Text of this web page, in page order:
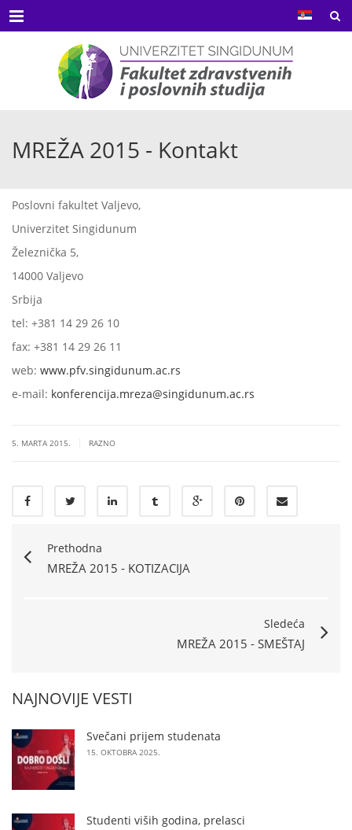
Menu
MREŽA 2015 - Kontakt
Poslovni fakultet Valjevo,
Univerzitet Singidunum
Železnička 5,
14000 Valjevo
Srbija
tel: +381 14 29 26 10
fax: +381 14 29 26 11
web: www.pfv.singidunum.ac.rs
e-mail: konferencija.mreza@singidunum.ac.rs
5. MARTA 2015. RAZNO
Prethodna
MREŽA 2015 - KOTIZACIJA
Sledeća
MREŽA 2015 - SMEŠTAJ
NAJNOVIJE VESTI
Svečani prijem studenata
15. OKTOBRA 2025.
Studenti viših godina, prelasci